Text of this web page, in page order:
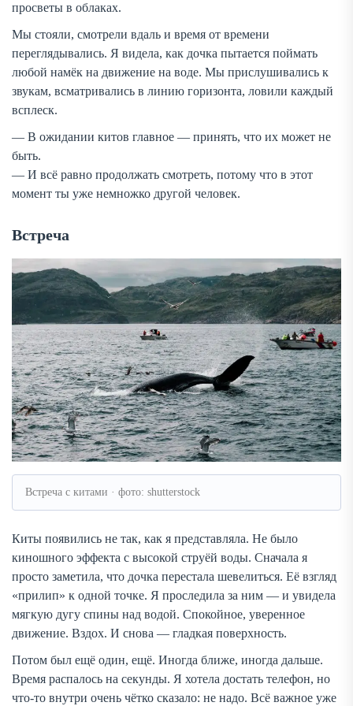
просветы в облаках.
Мы стояли, смотрели вдаль и время от времени
переглядывались. Я видела, как дочка пытается поймать
любой намёк на движение на воде. Мы прислушивались к
звукам, всматривались в линию горизонта, ловили каждый
всплеск.
— В ожидании китов главное — принять, что их может не
быть.
— И всё равно продолжать смотреть, потому что в этот
момент ты уже немножко другой человек.
Встреча
Встреча с китами · фото: shutterstock
Киты появились не так, как я представляла. Не было
киношного эффекта с высокой струёй воды. Сначала я
просто заметила, что дочка перестала шевелиться. Её взгляд
«прилип» к одной точке. Я проследила за ним — и увидела
мягкую дугу спины над водой. Спокойное, уверенное
движение. Вздох. И снова — гладкая поверхность.
Потом был ещё один, ещё. Иногда ближе, иногда дальше.
Время распалось на секунды. Я хотела достать телефон, но
что-то внутри очень чётко сказало: не надо. Всё важное уже